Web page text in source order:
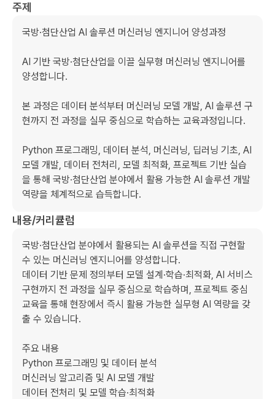
주제
국방·첨단산업 AI 솔루션 머신러닝 엔지니어 양성과정
AI 기반 국방·첨단산업을 이끌 실무형 머신러닝 엔지니어를
양성합니다.
본 과정은 데이터 분석부터 머신러닝 모델 개발, AI 솔루션 구
현까지 전 과정을 실무 중심으로 학습하는 교육과정입니다.
Python 프로그래밍, 데이터 분석, 머신러닝, 딥러닝 기초, AI
모델 개발, 데이터 전처리, 모델 최적화, 프로젝트 기반 실습
을 통해 국방·첨단산업 분야에서 활용 가능한 AI 솔루션 개발
역량을 체계적으로 습득합니다.
내용/커리큘럼
국방·첨단산업 분야에서 활용되는 AI 솔루션을 직접 구현할
수 있는 머신러닝 엔지니어를 양성합니다.
데이터 기반 문제 정의부터 모델 설계·학습·최적화, AI 서비스
구현까지 전 과정을 실무 중심으로 학습하며, 프로젝트 중심
교육을 통해 현장에서 즉시 활용 가능한 실무형 AI 역량을 갖
출 수 있습니다.
주요 내용
Python 프로그래밍 및 데이터 분석
머신러닝 알고리즘 및 AI 모델 개발
데이터 전처리 및 모델 학습·최적화